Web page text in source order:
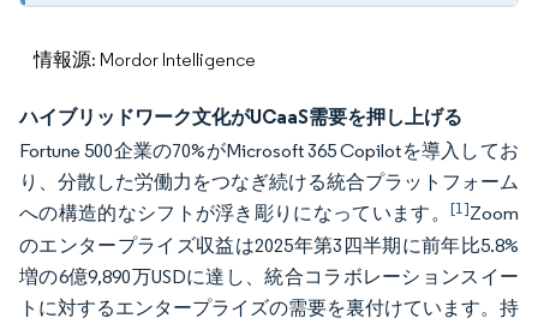
情報源: Mordor Intelligence
ハイブリッドワーク文化がUCaaS需要を押し上げる
Fortune 500企業の70%がMicrosoft 365 Copilotを導入してお
り、分散した労働力をつなぎ続ける統合プラットフォーム
への構造的なシフトが浮き彫りになっています。 [1]Zoom
のエンタープライズ収益は2025年第3四半期に前年比5.8%
増の6億9,890万USDに達し、統合コラボレーションスイー
トに対するエンタープライズの需要を裏付けています。持